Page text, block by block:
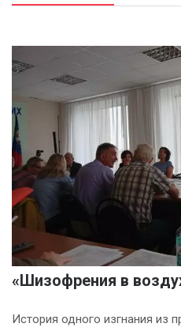
«Шизофрения в
История одного изгнания из